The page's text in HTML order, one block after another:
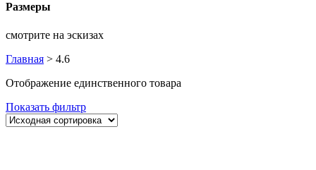
Размеры
смотрите на эскизах
Главная > 4.6
Отображение единственного товара
Показать фильтр